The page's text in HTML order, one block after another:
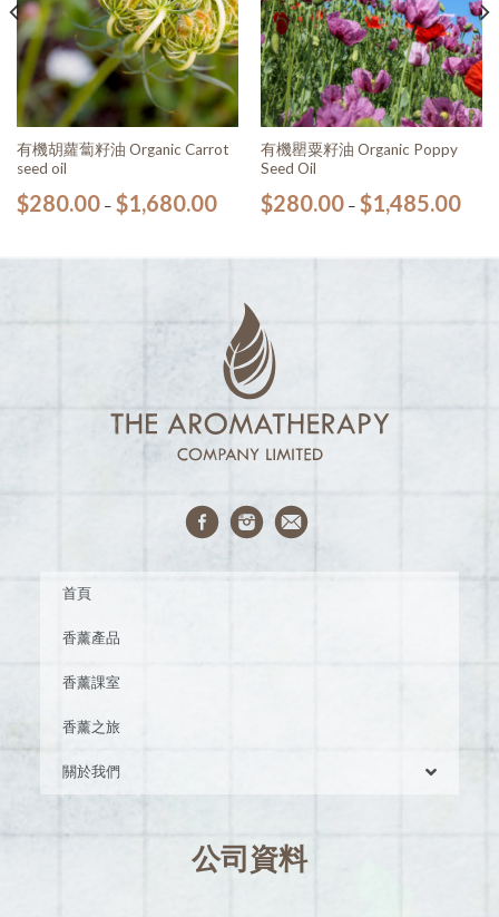
有機胡蘿蔔籽油 Organic Carrot
seed oil
$280.00– $1,680.00
有機罌粟籽油 Organic Poppy
Seed Oil
$280.00– $1,485.00
首頁
香薰產品
香薰課室
香薰之旅
關於我們
公司資料